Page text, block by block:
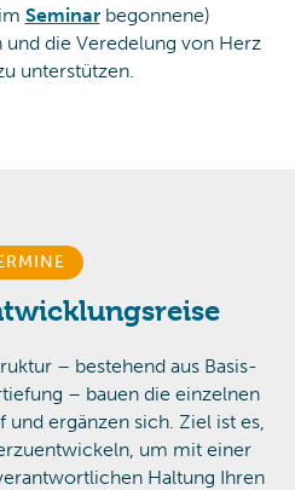
Seminarbegonnene)
die Veredelung von Herz
unterstützen.
– bestehend aus Basis-
– bauen die einzelnen
ergänzen sich. Ziel ist es,
um mit einer
Haltung Ihren